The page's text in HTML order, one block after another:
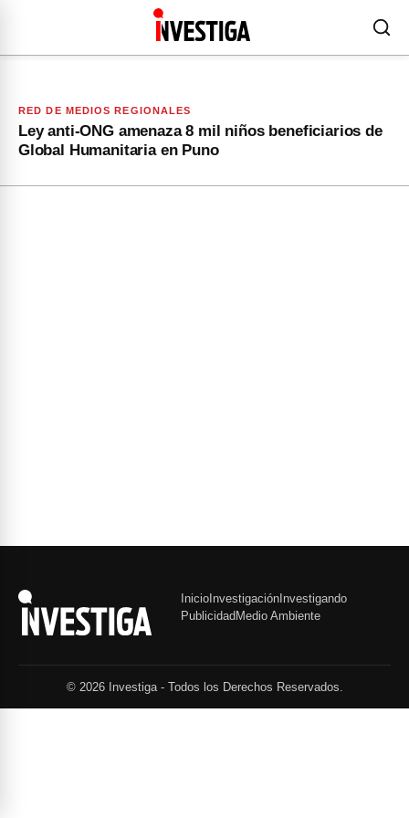
RED DE MEDIOS REGIONALES
Ley anti-ONG amenaza 8 mil niños beneficiarios de
Global Humanitaria en Puno
InicioInvestigaciónInvestigando
PublicidadMedio Ambiente
© 2026 Investiga - Todos los Derechos Reservados.